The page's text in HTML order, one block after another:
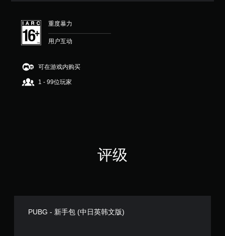
颗
星
，
个
评
价
重度暴力
用户互动
可在游戏内购买
1 - 99位玩家
评级
PUBG - 新手包 (中日英韩文版)